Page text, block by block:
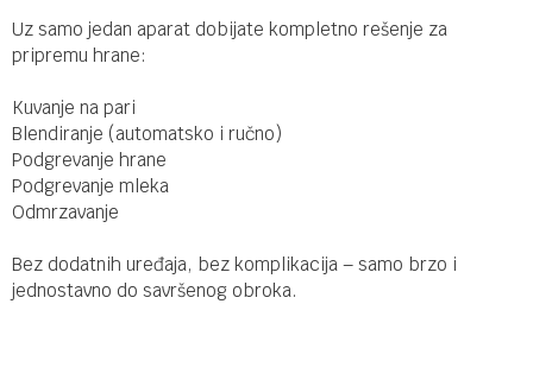
Uz samo jedan aparat dobijate kompletno rešenje za
pripremu hrane:
Kuvanje na pari
Blendiranje (automatsko i ručno)
Podgrevanje hrane
Podgrevanje mleka
Odmrzavanje
Bez dodatnih uređaja, bez komplikacija – samo brzo i
jednostavno do savršenog obroka.